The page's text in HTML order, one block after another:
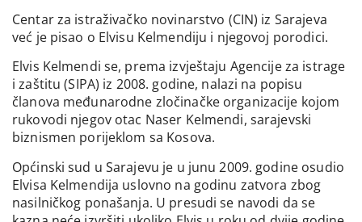
Centar za istraživačko novinarstvo (CIN) iz Sarajeva
već je pisao o Elvisu Kelmendiju i njegovoj porodici.
Elvis Kelmendi se, prema izvještaju Agencije za istrage
i zaštitu (SIPA) iz 2008. godine, nalazi na popisu
članova međunarodne zločinačke organizacije kojom
rukovodi njegov otac Naser Kelmendi, sarajevski
biznismen porijeklom sa Kosova.
Općinski sud u Sarajevu je u junu 2009. godine osudio
Elvisa Kelmendija uslovno na godinu zatvora zbog
nasilničkog ponašanja. U presudi se navodi da se